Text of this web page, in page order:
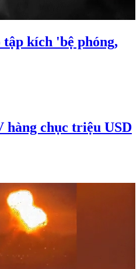
kích 'bệ phóng,
chục triệu USD